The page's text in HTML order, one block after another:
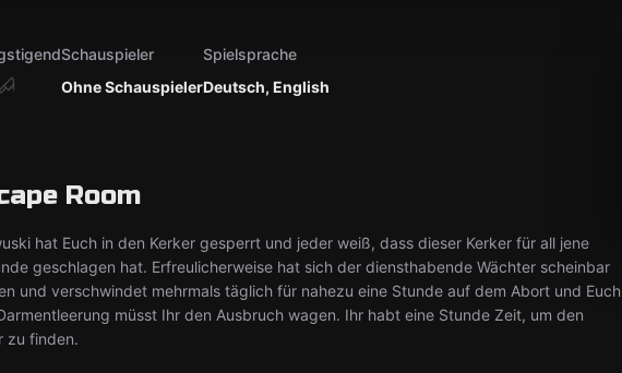
Ohne Schauspieler
Schauspieler
Deutsch, English
Spielsprache
Room
hat Euch in den Kerker gesperrt und jeder weiß, dass dieser Kerker für all jene
geschlagen hat. Erfreulicherweise hat sich der diensthabende Wächter scheinbar
und verschwindet mehrmals täglich für nahezu eine Stunde auf dem Abort und Euch
müsst Ihr den Ausbruch wagen. Ihr habt eine Stunde Zeit, um den
zu finden.